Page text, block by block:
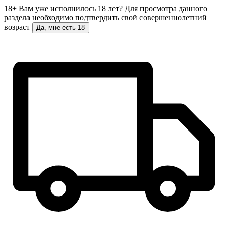
18+ Вам уже исполнилось 18 лет? Для просмотра данного
раздела необходимо подтвердить свой совершеннолетний
возраст
Да, мне есть 18